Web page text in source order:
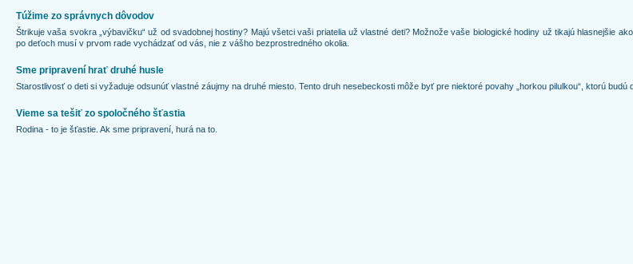
Túžime zo správnych dôvodov
Štrikuje vaša svokra „výbavičku“ už od svadobnej hostiny? Majú všetci vaši priatelia už vlastné deti? Možnože vaše biologické hodiny už tikajú hlasnejšie
po deťoch musí v prvom rade vychádzať od vás, nie z vášho bezprostredného okolia.
Sme pripravení hrať druhé husle
Starostlivosť o deti si vyžaduje odsunúť vlastné záujmy na druhé miesto. Tento druh nesebeckosti môže byť pre niektoré povahy „horkou pilulkou“, ktorú
Vieme sa tešiť zo spoločného šťastia
Rodina - to je šťastie. Ak sme pripravení, hurá na to.